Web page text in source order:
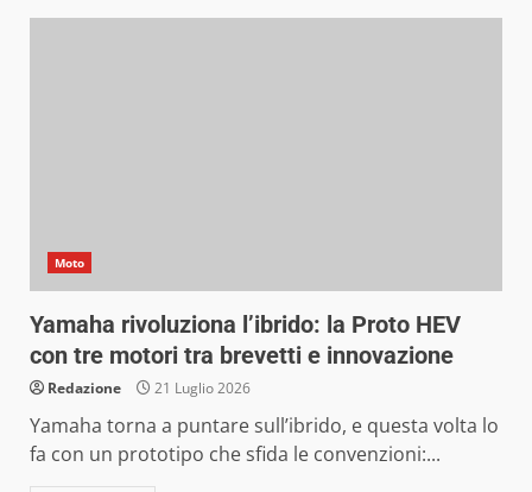
Moto
Yamaha rivoluziona l’ibrido: la Proto HEV
con tre motori tra brevetti e innovazione
Redazione 21 Luglio 2026
Yamaha torna a puntare sull’ibrido, e questa volta lo
fa con un prototipo che sfida le convenzioni:...